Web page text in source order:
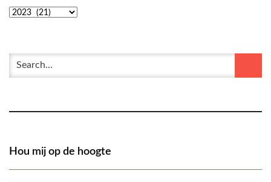
Hou mij op de hoogte